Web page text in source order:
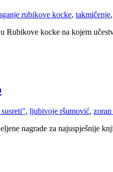
rubikove kocke, takmičenje,
kocke na kojem
, ljubivoje ršumović,
nagrade za najuspješnije